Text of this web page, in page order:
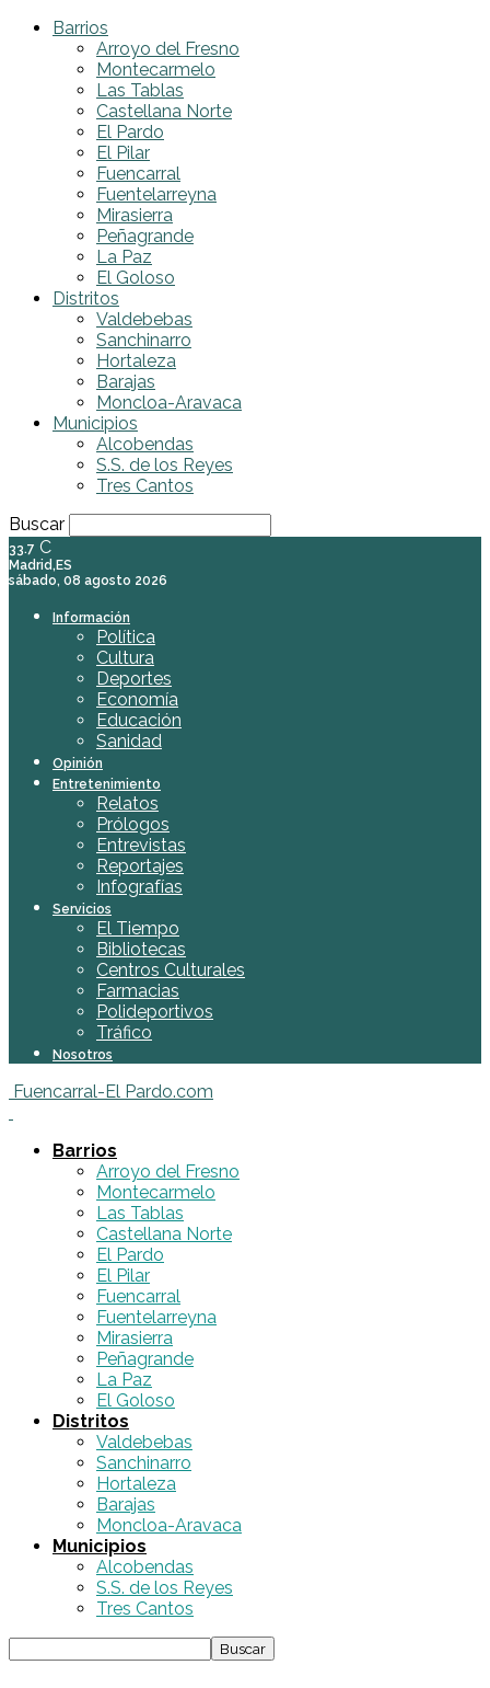
Barrios
Arroyo del Fresno
Montecarmelo
Las Tablas
Castellana Norte
El Pardo
El Pilar
Fuencarral
Fuentelarreyna
Mirasierra
Peñagrande
La Paz
El Goloso
Distritos
Valdebebas
Sanchinarro
Hortaleza
Barajas
Moncloa-Aravaca
Municipios
Alcobendas
S.S. de los Reyes
Tres Cantos
Buscar
33.7 C
Madrid,ES
sábado, 08 agosto 2026
Información
Política
Cultura
Deportes
Economía
Educación
Sanidad
Opinión
Entretenimiento
Relatos
Prólogos
Entrevistas
Reportajes
Infografías
Servicios
El Tiempo
Bibliotecas
Centros Culturales
Farmacias
Polideportivos
Tráfico
Nosotros
Fuencarral-El Pardo.com
Barrios
Arroyo del Fresno
Montecarmelo
Las Tablas
Castellana Norte
El Pardo
El Pilar
Fuencarral
Fuentelarreyna
Mirasierra
Peñagrande
La Paz
El Goloso
Distritos
Valdebebas
Sanchinarro
Hortaleza
Barajas
Moncloa-Aravaca
Municipios
Alcobendas
S.S. de los Reyes
Tres Cantos